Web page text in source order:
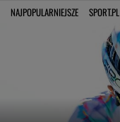
NAJPOPULARNIEJSZE SPORT.PL